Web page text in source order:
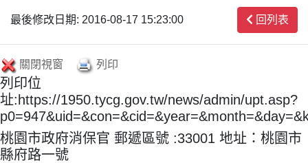
最後修改日期: 2016-08-17 15:23:00 回列表
關閉視窗 列印
列印位
址:https://1950.tycg.gov.tw/news/admin/upt.asp?
桃園市政府消保官 郵遞區號 :33001 地址：桃園市
縣府路一號